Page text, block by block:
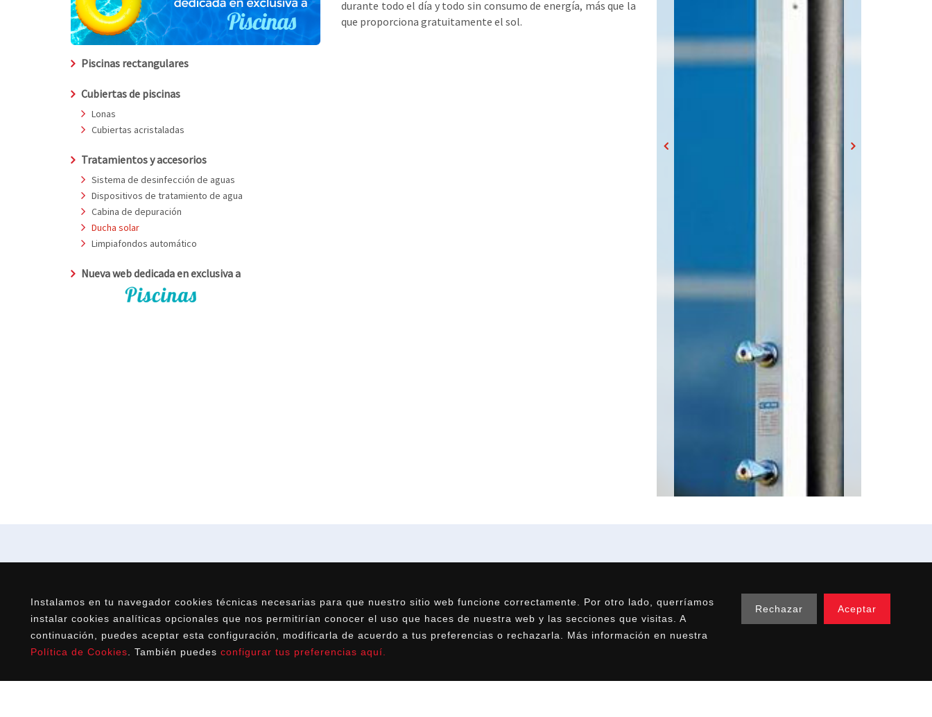
Instalamos en tu navegador cookies técnicas necesarias para que nuestro sitio web funcione correctamente. Por otro lado, querríamos
instalar cookies analíticas opcionales que nos permitirían conocer el uso que haces de nuestra web y las secciones que visitas. A
continuación, puedes aceptar esta configuración, modificarla de acuerdo a tus preferencias o rechazarla. Más información en nuestra
Política de Cookies . También puedes configurar tus preferencias aquí
Rechazar Aceptar
Piscinas rectangulares
Cubiertas de piscinas
Lonas
Cubiertas acristaladas
Tratamientos y accesorios
Sistema de desinfección de aguas
Dispositivos de tratamiento de agua
Cabina de depuración
Ducha solar
Limpiafondos automático
Nueva web dedicada en exclusiva a
durante todo el día y todo sin consumo de energía, más que la
que proporciona gratuitamente el sol.
Quiénes somos
Filosofía
Know how
Acuicultura
Depósitos
Piscinas
Cúpula planetario
Restauración Cúpula